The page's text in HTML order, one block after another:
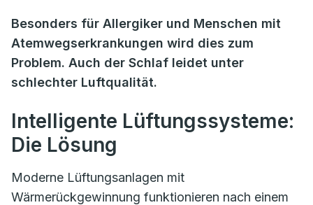
Besonders für Allergiker und Menschen mit
Atemwegserkrankungen wird dies zum
Problem. Auch der Schlaf leidet unter
schlechter Luftqualität.
Intelligente Lüftungssysteme:
Die Lösung
Moderne Lüftungsanlagen mit
Wärmerückgewinnung funktionieren nach einem